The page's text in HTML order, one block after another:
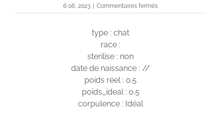
6 06, 2023 Commentaires ferméssur
Riley
type : chat
race :
sterilise : non
date de naissance : //
poids réel : 0.5
poids_ideal : 0.5
corpulence : Idéal